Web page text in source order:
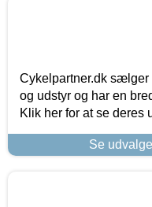
Cykelpartner.dk sælger
og udstyr og har en
Klik her for at se deres
Se